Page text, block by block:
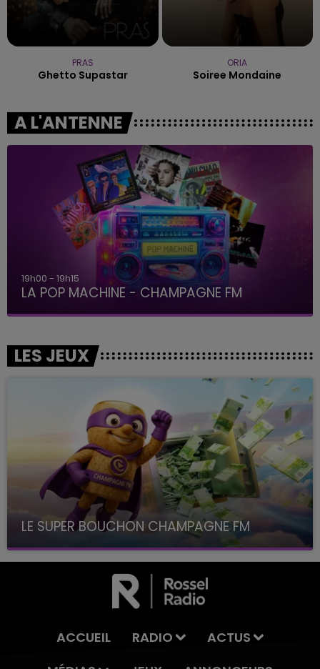
PRAS
Ghetto Supastar
ORIA
Soiree Mondaine
A L'ANTENNE
19h00 - 19h15
LA POP MACHINE - CHAMPAGNE FM
LES JEUX
LE SUPER BOUCHON CHAMPAGNE FM
avec La Famille Champagne FM, à 8H10
ACCUEIL RADIO
ACTUS